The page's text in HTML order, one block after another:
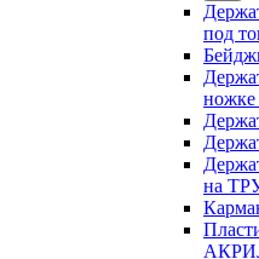
под
ножке
на